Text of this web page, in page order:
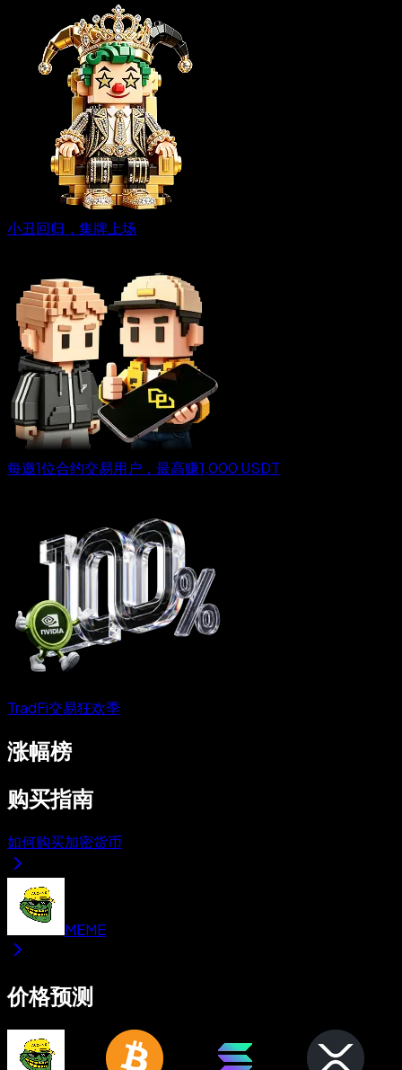
小丑回归，集牌上场
每邀1位合约交易用户，最高赚1,000 USDT
TradFi交易狂欢季
涨幅榜
购买指南
如何购买加密货币
MEME
价格预测